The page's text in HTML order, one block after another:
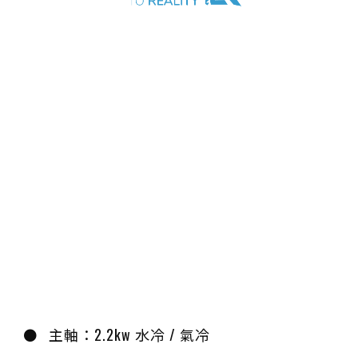
主軸：2.2kw 水冷 / 氣冷